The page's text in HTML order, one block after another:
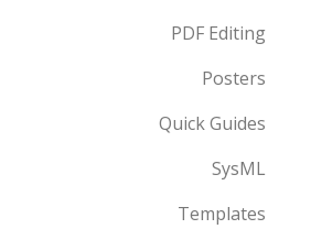
PDF Editing
Posters
Quick Guides
SysML
Templates